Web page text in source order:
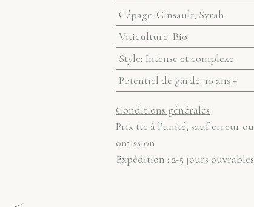
Cépage: Cinsault, Syrah
Viticulture: Bio
Style: Intense et complexe
Potentiel de garde: 10 ans +
Conditions générales
Prix ttc à l'unité, sauf erreur ou
omission
Expédition : 2-5 jours ouvrables